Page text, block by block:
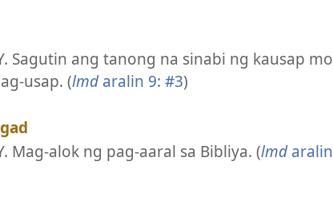
Sagutin ang tanong na sinabi ng kausap mo
usap. (lmdaralin 9: #3)
Mag-alok ng pag-aaral sa Bibliya. (lmdaralin